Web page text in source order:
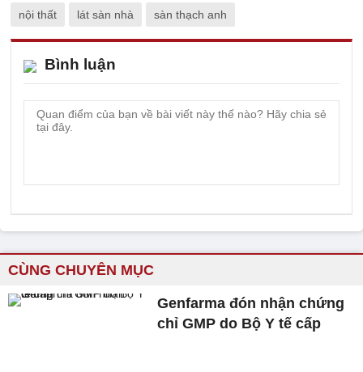
nội thất lát sàn nhà sàn thạch anh
Bình luận
CÙNG CHUYÊN MỤC
Genfarma đón nhận chứng
chỉ GMP do Bộ Y tế cấp